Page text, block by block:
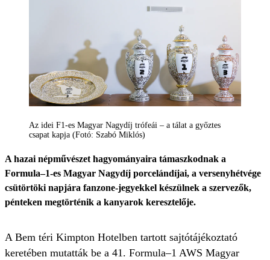
Az idei F1-es Magyar Nagydíj trófeái – a tálat a győztes
csapat kapja (Fotó: Szabó Miklós)
A hazai népművészet hagyományaira támaszkodnak a
Formula–1-es Magyar Nagydíj porcelándíjai, a versenyhétvége
csütörtöki napjára fanzone-jegyekkel készülnek a szervezők,
pénteken megtörténik a kanyarok keresztelője.
A Bem téri Kimpton Hotelben tartott sajtótájékoztató
keretében mutatták be a 41. Formula–1 AWS Magyar